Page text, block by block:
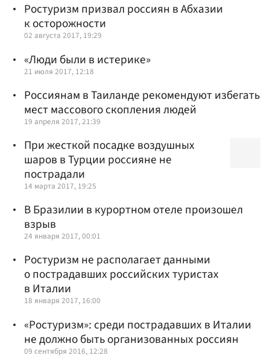
Ростуризм призвал россиян в Абхазии
к осторожности
02 августа 2017, 19:29
«Люди были в истерике»
21 июля 2017, 12:18
Россиянам в Таиланде рекомендуют избегать
мест массового скопления людей
19 апреля 2017, 21:39
При жесткой посадке воздушных
шаров в Турции россияне не
пострадали
14 марта 2017, 19:25
В Бразилии в курортном отеле произошел
взрыв
24 января 2017, 00:01
Ростуризм не располагает данными
о пострадавших российских туристах
в Италии
18 января 2017, 16:00
«Ростуризм»: среди пострадавших в Италии
не должно быть организованных россиян
09 сентября 2016, 12:28